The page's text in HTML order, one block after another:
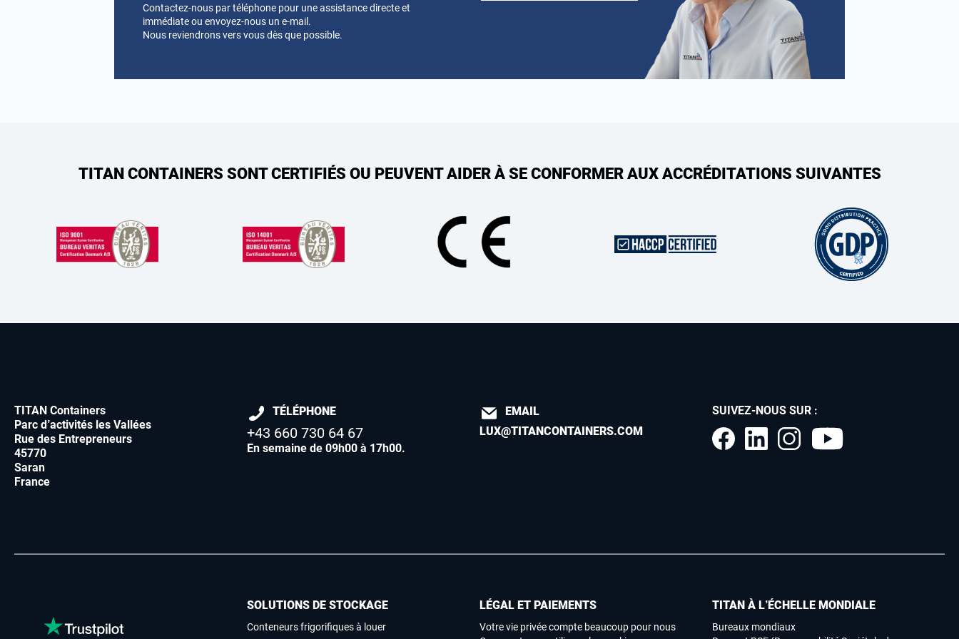
Contactez-nous par téléphone pour une assistance directe et
immédiate ou envoyez-nous un e-mail.
Nous reviendrons vers vous dès que possible.
TITAN CONTAINERS SONT CERTIFIÉS OU PEUVENT AIDER À SE CONFORMER AUX ACCRÉDITATIONS SUIVANTES
TITAN Containers
Parc d’activités les Vallées
Rue des Entrepreneurs
45770
Saran
France
TÉLÉPHONE
+43 660 730 64 67
En semaine de 09h00 à 17h00.
EMAIL
LUX@TITANCONTAINERS.COM
SUIVEZ-NOUS SUR :
SOLUTIONS DE STOCKAGE
Conteneurs frigorifiques à louer
TITAN À L’ÉCHELLE MONDIALE
Bureaux mondiaux
LÉGAL ET PAIEMENTS
Votre vie privée compte beaucoup pour nous